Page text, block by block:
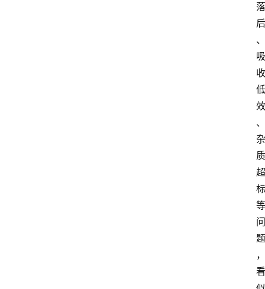
落
后
、
吸
收
低
效
、
杂
质
超
标
等
问
题
，
看